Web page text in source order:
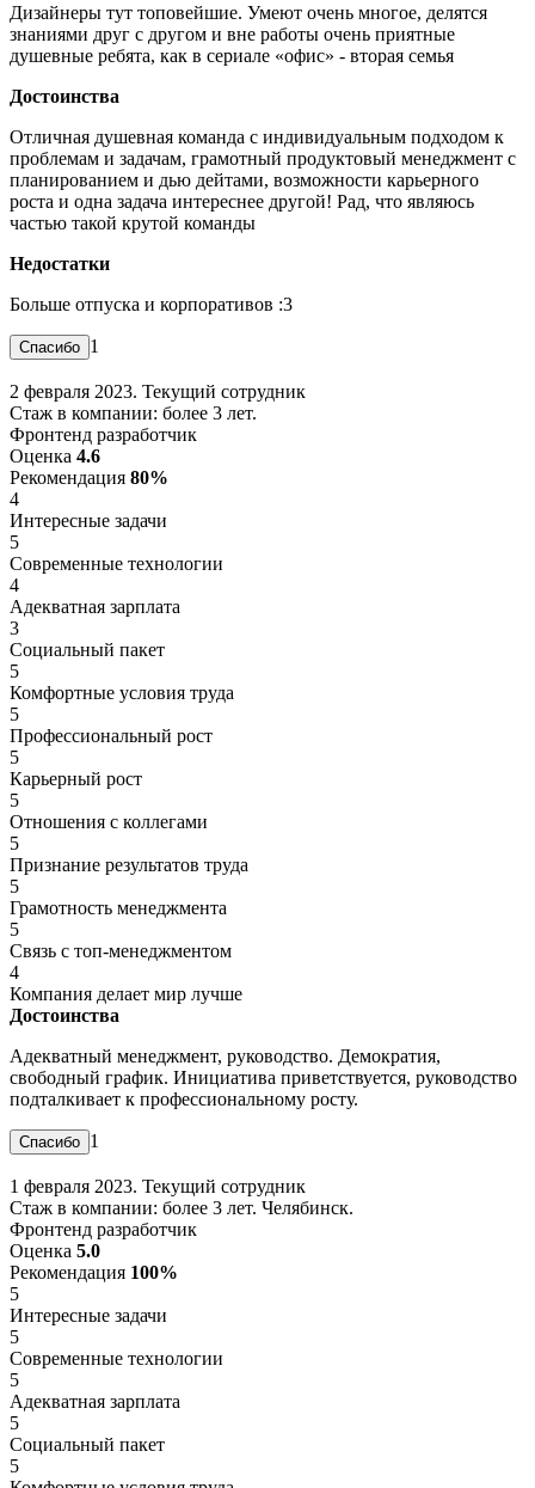
Дизайнеры тут топовейшие. Умеют очень многое, делятся
знаниями друг с другом и вне работы очень приятные
душевные ребята, как в сериале «офис» - вторая семья
Достоинства
Отличная душевная команда с индивидуальным подходом к
проблемам и задачам, грамотный продуктовый менеджмент с
планированием и дью дейтами, возможности карьерного
роста и одна задача интереснее другой! Рад, что являюсь
частью такой крутой команды
Недостатки
Больше отпуска и корпоративов :3
1
2 февраля 2023. Текущий сотрудник
Стаж в компании: более 3 лет.
Фронтенд разработчик
Оценка 4.6
Рекомендация 80%
4
Интересные задачи
5
Современные технологии
4
Адекватная зарплата
3
Социальный пакет
5
Комфортные условия труда
5
Профессиональный рост
5
Карьерный рост
5
Отношения с коллегами
5
Признание результатов труда
5
Грамотность менеджмента
5
Связь с топ-менеджментом
4
Компания делает мир лучше
Достоинства
Адекватный менеджмент, руководство. Демократия,
свободный график. Инициатива приветствуется, руководство
подталкивает к профессиональному росту.
1
1 февраля 2023. Текущий сотрудник
Стаж в компании: более 3 лет. Челябинск.
Фронтенд разработчик
Оценка 5.0
Рекомендация 100%
5
Интересные задачи
5
Современные технологии
5
Адекватная зарплата
5
Социальный пакет
5